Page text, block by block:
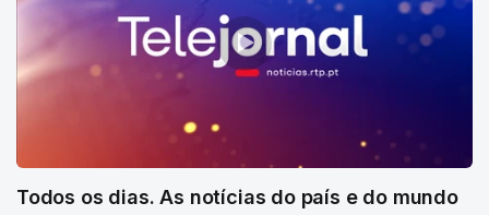
Todos os dias. As notícias do país e do mundo